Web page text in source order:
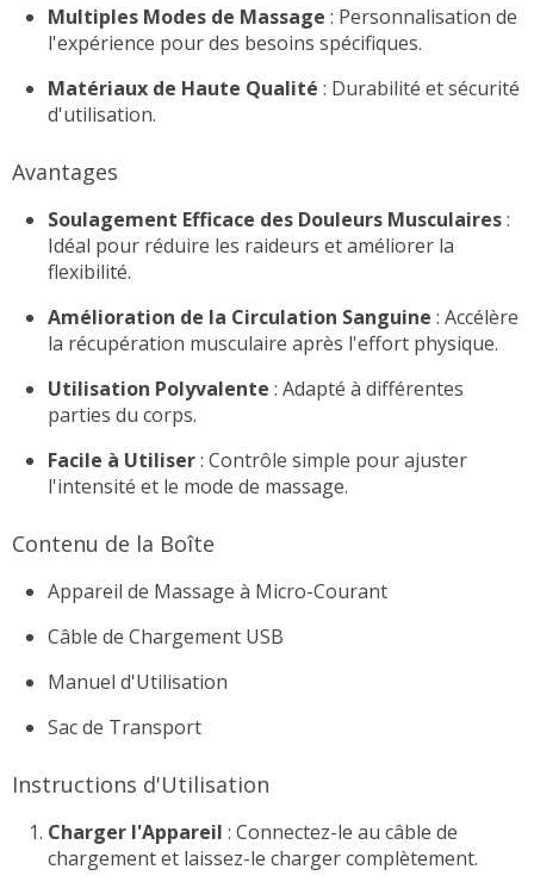
Multiples Modes de Massage : Personnalisation de
l'expérience pour des besoins spécifiques.
Matériaux de Haute Qualité : Durabilité et sécurité
d'utilisation.
Avantages
Soulagement Efficace des Douleurs Musculaires:
Idéal pour réduire les raideurs et améliorer la
flexibilité.
Amélioration de la Circulation Sanguine : Accélère
la récupération musculaire après l'effort physique.
Utilisation Polyvalente : Adapté à différentes
parties du corps.
Facile à Utiliser: Contrôle simple pour ajuster
l'intensité et le mode de massage.
Contenu de la Boîte
Appareil de Massage à Micro-Courant
Câble de Chargement USB
Manuel d'Utilisation
Sac de Transport
Instructions d'Utilisation
Charger l'Appareil : Connectez-le au câble de
chargement et laissez-le charger complètement.